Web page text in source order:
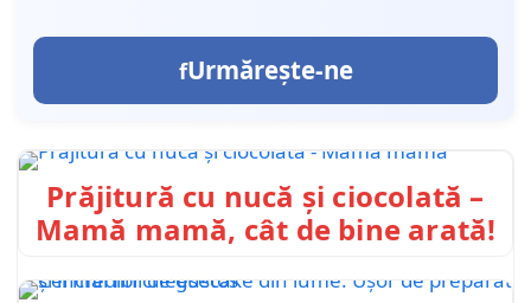
Urmărește-ne
Prăjitură cu nucă și ciocolată –
Mamă mamă, cât de bine arată!